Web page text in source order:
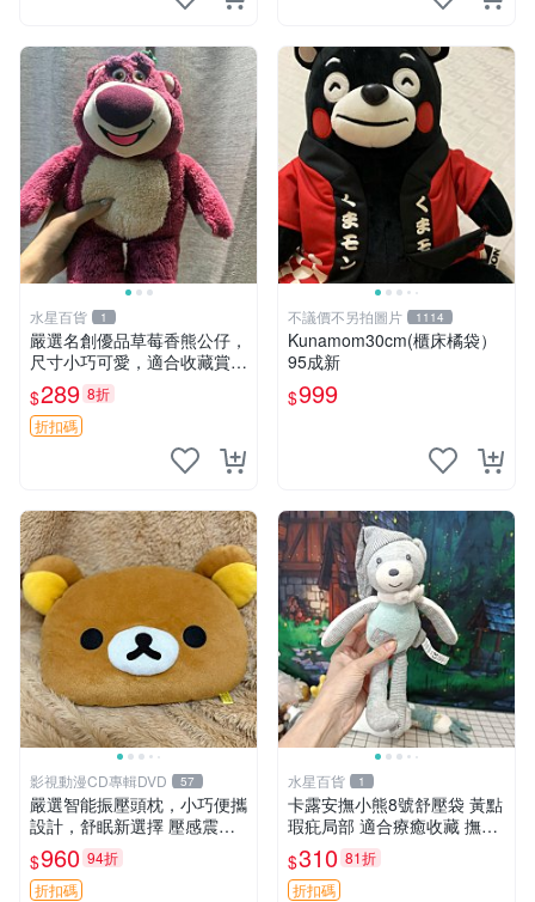
水星百貨 1
嚴選名創優品草莓香熊公仔，
尺寸小巧可愛，適合收藏賞玩
30cm 玩具 公仔 草莓熊
$289 8折
折扣碼
不議價不另拍圖片 1114
Kunamom30cm(櫃床橘袋）
95成新
$999
影視動漫CD專輯DVD 57
嚴選智能振壓頭枕，小巧便攜
設計，舒眠新選擇 壓感震動
頭枕 確切尺寸 小巧便攜
$960 94折
折扣碼
水星百貨 1
卡露安撫小熊8號舒壓袋 黃點
瑕疪局部 適合療癒收藏 撫慰
身心 美肌養護 放鬆好物
$310 81折
折扣碼